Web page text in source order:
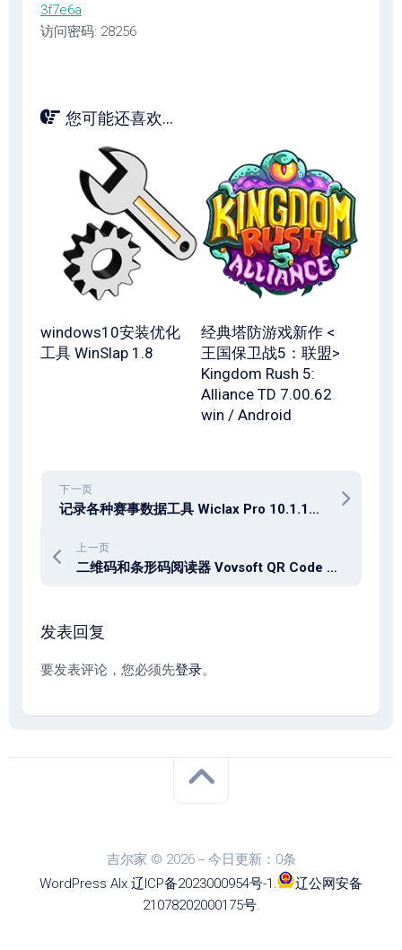
3f7e6a
访问密码: 28256
您可能还喜欢...
windows10安装优化
工具 WinSlap 1.8
经典塔防游戏新作 <
王国保卫战5：联盟>
Kingdom Rush 5:
Alliance TD 7.00.62
win / Android
下一页
记录各种赛事数据工具 Wiclax Pro 10.1.1175
上一页
二维码和条形码阅读器 Vovsoft QR Code and Barcode Reader 1.6
发表回复
要发表评论，您必须先登录。
吉尔家 © 2026－今日更新：0条
WordPress Alx.辽ICP备2023000954号-1 .
辽公网安备
21078202000175号.